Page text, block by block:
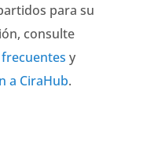
para su
consulte
y
a CiraHub.